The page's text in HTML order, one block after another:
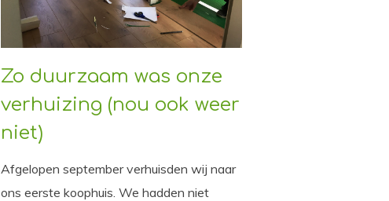
Zo duurzaam was onze
verhuizing (nou ook weer
niet)
Afgelopen september verhuisden wij naar
ons eerste koophuis. We hadden niet